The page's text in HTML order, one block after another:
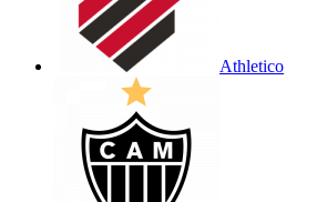
Athletico